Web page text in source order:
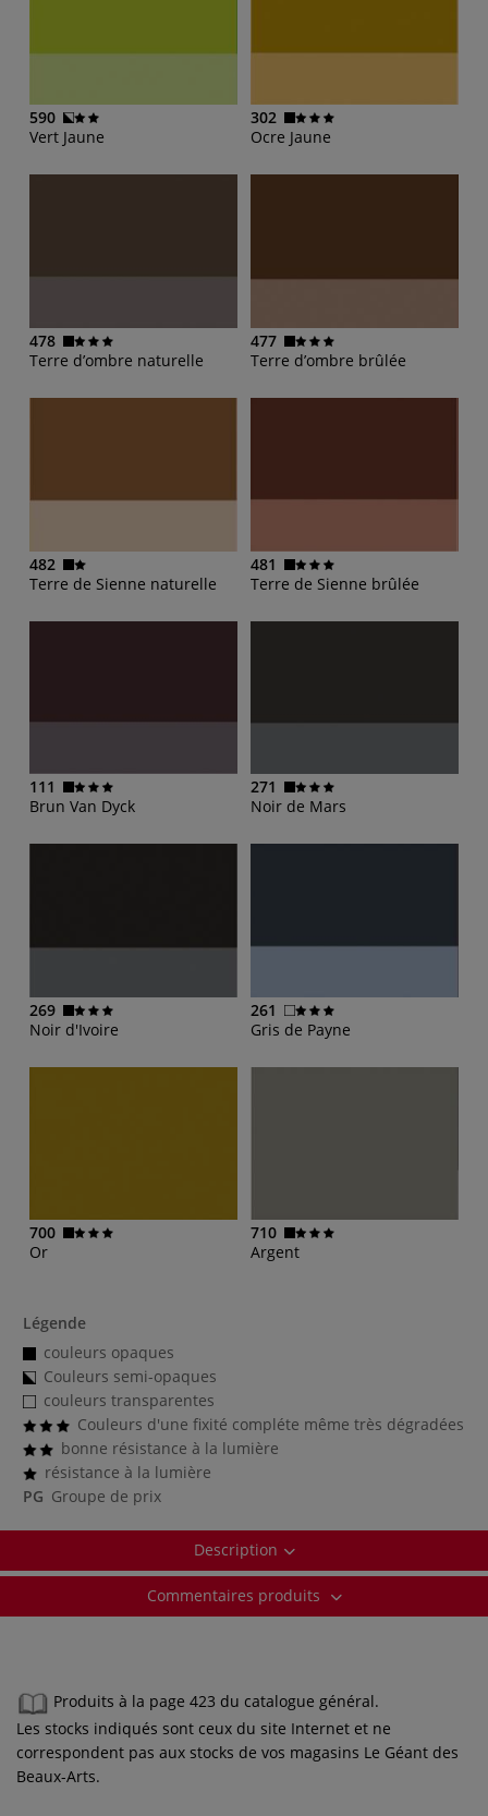
590
Vert Jaune
302
Ocre Jaune
478
Terre d’ombre naturelle
477
Terre d’ombre brûlée
482
Terre de Sienne naturelle
481
Terre de Sienne brûlée
111
Brun Van Dyck
271
Noir de Mars
269
Noir d'Ivoire
261
Gris de Payne
700
Or
710
Argent
Légende
couleurs opaques
Couleurs semi-opaques
couleurs transparentes
Couleurs d'une fixité compléte même très dégradées
bonne résistance à la lumière
résistance à la lumière
PG Groupe de prix
Description
Commentaires produits
Produits à la page 423 du catalogue général.
Les stocks indiqués sont ceux du site Internet et ne
correspondent pas aux stocks de vos magasins Le Géant des
Beaux-Arts.